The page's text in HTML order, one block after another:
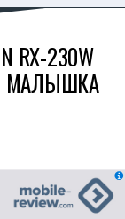
230W
МАЛЫШКА